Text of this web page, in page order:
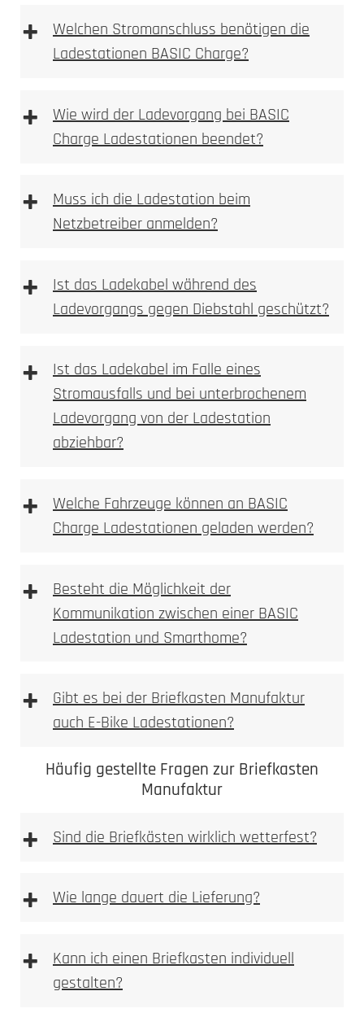
Fundament Bewehrungsplan
+
Welchen Stromanschluss benötigen die
Ladestationen BASIC Charge?
+
Wie wird der Ladevorgang bei BASIC
Charge Ladestationen beendet?
+
Muss ich die Ladestation beim
Netzbetreiber anmelden?
+
Ist das Ladekabel während des
Ladevorgangs gegen Diebstahl geschützt?
+
Ist das Ladekabel im Falle eines
Stromausfalls und bei unterbrochenem
Ladevorgang von der Ladestation
abziehbar?
+
Welche Fahrzeuge können an BASIC
Charge Ladestationen geladen werden?
+
Besteht die Möglichkeit der
Kommunikation zwischen einer BASIC
Ladestation und Smarthome?
+
Gibt es bei der Briefkasten Manufaktur
auch E-Bike Ladestationen?
Fahrrad-Ladestationen
Häufig gestellte Fragen zur Briefkasten
Manufaktur
+ Sind die Briefkästen wirklich wetterfest?
+ Wie lange dauert die Lieferung?
+
Kann ich einen Briefkasten individuell
gestalten?